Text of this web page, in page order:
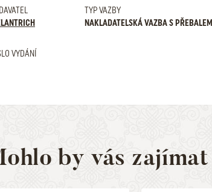
TYP VAZBY
NAKLADATELSKÁ VAZBA S PŘEBALEM
VYDÁNÍ
by vás zajímat